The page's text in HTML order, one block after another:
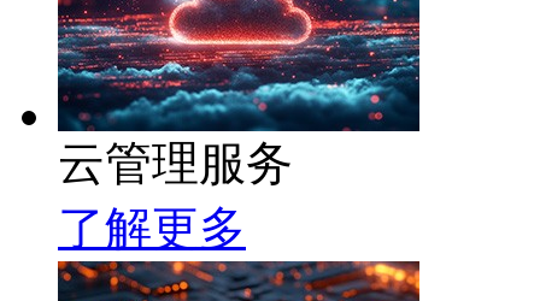
云管理服务
了解更多